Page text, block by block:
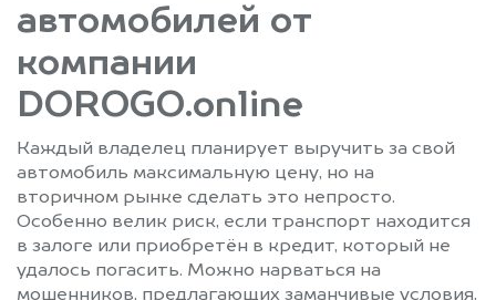
автомобилей от
компании
DOROGO.online
Каждый владелец планирует выручить за свой
автомобиль максимальную цену, но на
вторичном рынке сделать это непросто.
Особенно велик риск, если транспорт находится
в залоге или приобретён в кредит, который не
удалось погасить. Можно нарваться на
мошенников, предлагающих заманчивые условия,